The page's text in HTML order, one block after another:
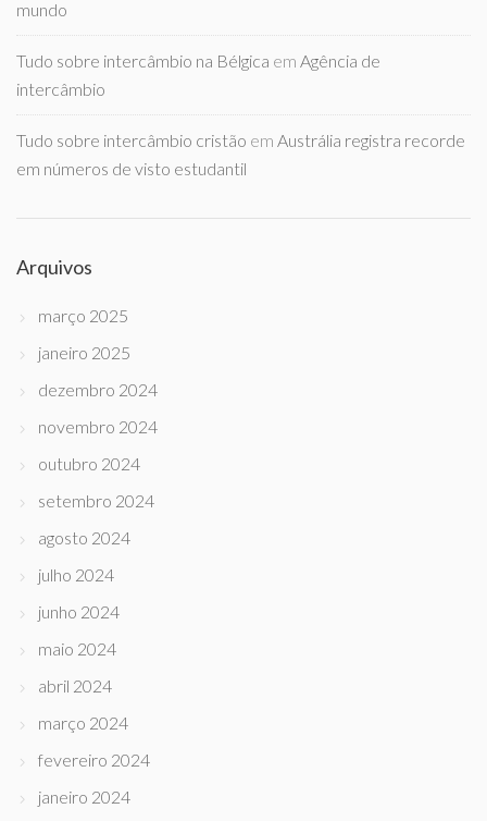
mundo
Tudo sobre intercâmbio na Bélgica em Agência de
intercâmbio
Tudo sobre intercâmbio cristão em Austrália registra recorde
em números de visto estudantil
Arquivos
março 2025
janeiro 2025
dezembro 2024
novembro 2024
outubro 2024
setembro 2024
agosto 2024
julho 2024
junho 2024
maio 2024
abril 2024
março 2024
fevereiro 2024
janeiro 2024